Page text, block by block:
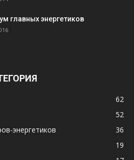
главных энергетиков
62
52
энергетиков
36
19